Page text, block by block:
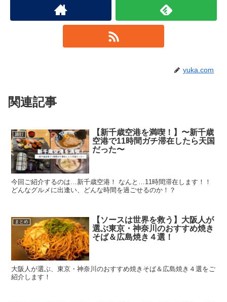
yuka.com
関連記事
旅行
【新千歳空港を満喫！】〜新千歳
空港で11時間ガチ滞在したら天国
だった〜
今回ご紹介するのは…新千歳空港！ なんと…11時間滞在します！！
どんなグルメに出逢い、どんな時間を過ごせるのか！？
まとめ
【ソースは世界を救う】大阪人が
選ぶ東京・神奈川のおすすめ焼き
そば＆広島焼き４選！
大阪人が選ぶ、東京・神奈川のおすすめ焼きそば＆広島焼き４選をご
紹介します！